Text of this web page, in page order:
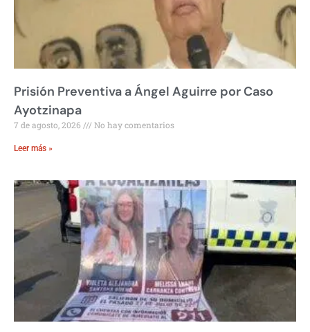
Prisión Preventiva a Ángel Aguirre por Caso
Ayotzinapa
7 de agosto, 2026 No hay comentarios
Leer más »